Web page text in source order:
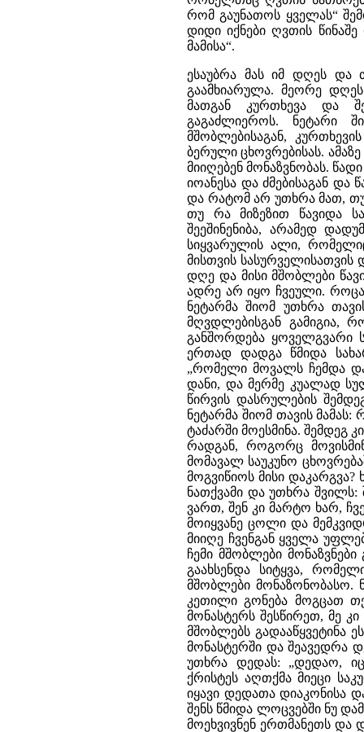
რომ გაუნათოს ყველას“
დიდი იქნები ღვთის
მამისა“.
ესაუბრა მას იმ დღეს და
გაამხიარულა. მეორე
მათგან კურთხევა და
გაგაძლიეროს. ნეტარი
მშობლებისაგან,
ბერული ცხოვრებისას. ამაზე
მიიღებენ მონაზვნობას.
იოანესა და ძმებისაგან
და რატომ არ უთხრა მათ,
თუ რა მიზეზით წავიდა
შეეშინენიბა, არამედ
სიყვარულის ალი,
მისთვის
დღე და მისი მშობლები
ადრე არ იყო ჩვეული. როცა
ნეტარმა შიომ უთხრა
მღვდლებისგან გამიგია,
განშორდება ყოველგვარი
ერთად დადგა წმიდა
„რომელი მოვალს ჩემდა
დანი, და მერმე კუალად
წირვის დასრულების
ნეტარმა შიომ თავის მამას:
ტაძარში მოესმინა. შემდეგ
რადგან, როგორც
მომავალ საუკუნო
მოგვიწიოს მისი
ნათქვამი და უთხრა
ვართ, შენ კი მარტო ხარ,
მოიყვანე ცოლი და
მიიღე ჩვენგან ყველა
ჩემი მშობლები
გაახსენდა სიტყვა,
მშობლები მონაზონობასო.
კეთილი გონება მოგცათ
მონასტერს შესწირეთ, მე
მშობლებს გადააწყვეტინა
მონასტერში და შეავედრა
უთხრა დედას: „დედაო,
ქრისტეს აღთქმა მიეცი
იყავი დედათა დიაკონისა
შენს წმიდა ლოცვებში ნუ
მოეხვივნენ ერთმანეთს და